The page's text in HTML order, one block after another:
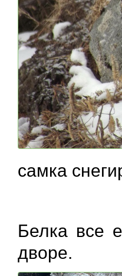
самка
Белка все
дворе.